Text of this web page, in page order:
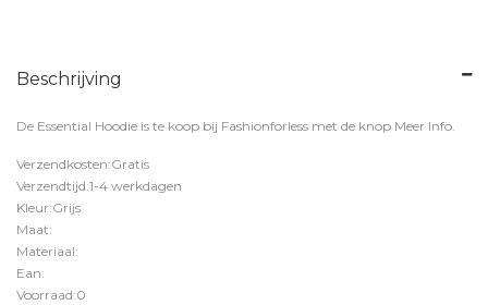
Beschrijving
De Essential Hoodie is te koop bij Fashionforless met de knop Meer Info.
Verzendkosten:Gratis
Verzendtijd:1-4 werkdagen
Kleur:Grijs
Maat:
Materiaal:
Ean:
Voorraad:0